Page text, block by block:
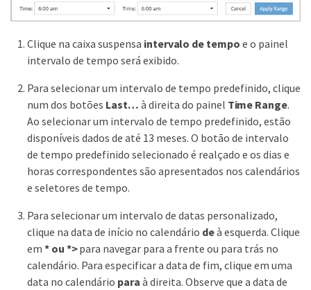
Clique na caixa suspensa intervalo de tempo e o painel
intervalo de tempo será exibido.
Para selecionar um intervalo de tempo predefinido, clique
num dos botões Last…​ à direita do painel Time Range.
Ao selecionar um intervalo de tempo predefinido, estão
disponíveis dados de até 13 meses. O botão de intervalo
de tempo predefinido selecionado é realçado e os dias e
horas correspondentes são apresentados nos calendários
e seletores de tempo.
Para selecionar um intervalo de datas personalizado,
clique na data de início no calendário deà esquerda. Clique
em * ou *>para navegar para a frente ou para trás no
calendário. Para especificar a data de fim, clique em uma
data no calendário para à direita. Observe que a data de